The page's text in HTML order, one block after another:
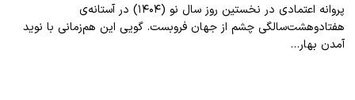
پروانه اعتمادی در نخستین روز سال نو (۱۴۰۴) در آستانه‌ی
هفتادوهشت‌سالگی چشم از جهان فروبست. گویی این هم‌زمانی با نوید
آمدن بهار…